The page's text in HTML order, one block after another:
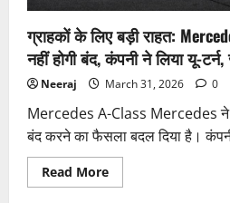
कारों
डिलिवरी!
ग्राहकों के लिए बड़ी राहत:
नहीं होगी बंद, कंपनी ने लिया यू-
Neeraj March 31, 2026 0
Mercedes A-Class Mercedes ने
बंद करने का फैसला बदल दिया है।
Read MoreRead
more